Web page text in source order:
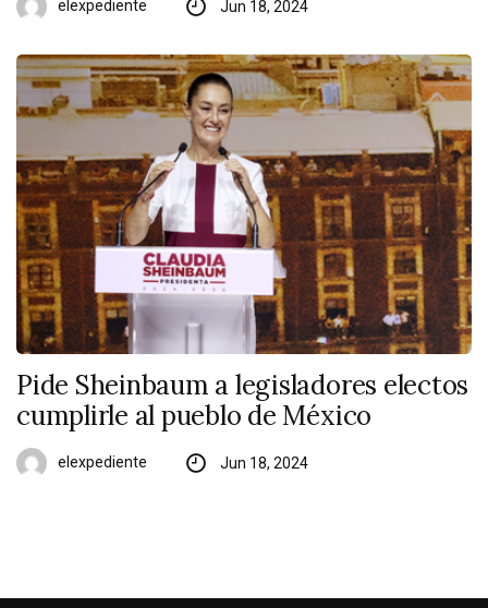
elexpediente Jun 18, 2024
Pide Sheinbaum a legisladores electos
cumplirle al pueblo de México
elexpediente Jun 18, 2024